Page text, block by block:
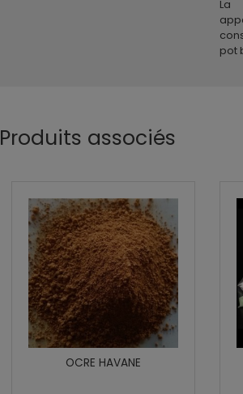
La
pot
Produits associés
OCRE HAVANE